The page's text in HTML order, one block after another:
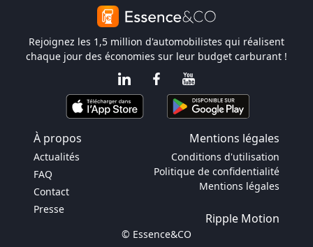
Rejoignez les 1,5 million d'automobilistes qui réalisent
chaque jour des économies sur leur budget carburant !
À propos Mentions légales
Actualités
FAQ
Contact
Presse
Conditions d'utilisation
Politique de confidentialité
Mentions légales
Ripple Motion
© Essence&CO